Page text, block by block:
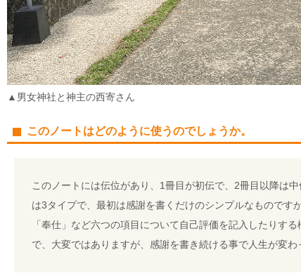
▲男女神社と神主の西寄さん
このノートはどのように使うのでしょうか。
このノートには伝位があり、1冊目が初伝で、2冊目以降は
は3タイプで、最初は感謝を書くだけのシンプルなものです
「奉仕」など六つの項目について自己評価を記入したりす
で、大変ではありますが、感謝を書き続ける事で人生が変